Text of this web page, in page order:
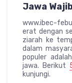
Jawa
www.ibec-
erat dengan
ziarah ke
dalam
populer
jawa. Berikut
kunjungi.